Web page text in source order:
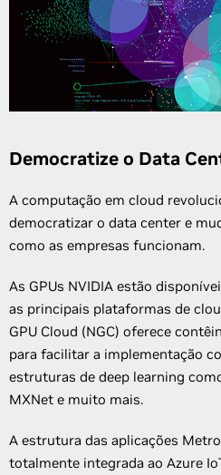
Democratize o Data
A computação em cloud
democratizar o data center e
como as empresas funcionam.
As GPUs NVIDIA estão
as principais plataformas de
GPU Cloud (NGC) oferece
para facilitar a implementação
estruturas de deep learning
MXNet e muito mais.
A estrutura das aplicações
totalmente integrada ao Azure